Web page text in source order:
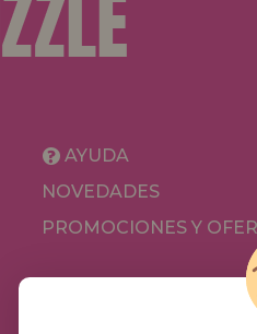
AYUDA
NOVEDADES
PROMOCIONES Y